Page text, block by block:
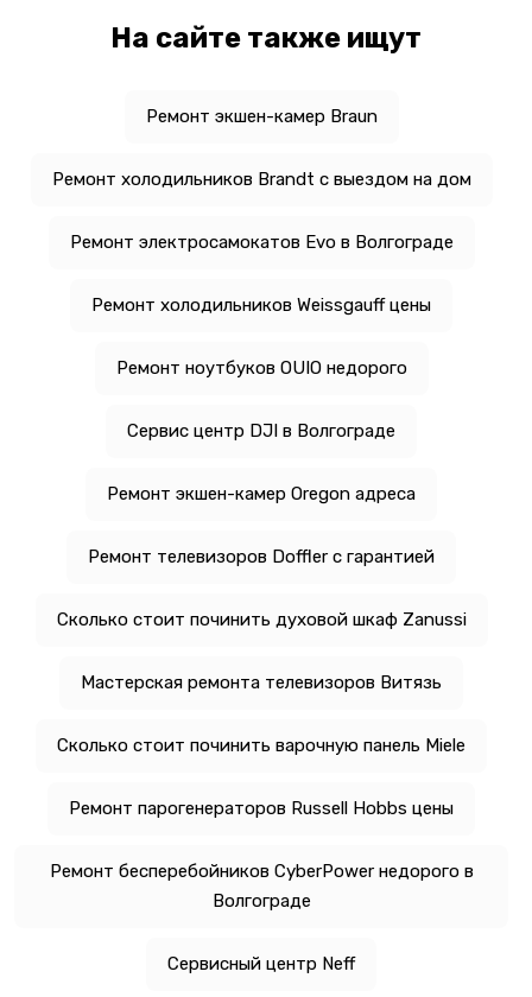
На сайте также ищут
Ремонт экшен-камер Braun
Ремонт холодильников Brandt с выездом на дом
Ремонт электросамокатов Evo в Волгограде
Ремонт холодильников Weissgauff цены
Ремонт ноутбуков OUIO недорого
Сервис центр DJI в Волгограде
Ремонт экшен-камер Oregon адреса
Ремонт телевизоров Doffler с гарантией
Сколько стоит починить духовой шкаф Zanussi
Мастерская ремонта телевизоров Витязь
Сколько стоит починить варочную панель Miele
Ремонт парогенераторов Russell Hobbs цены
Ремонт бесперебойников CyberPower недорого в
Волгограде
Сервисный центр Neff